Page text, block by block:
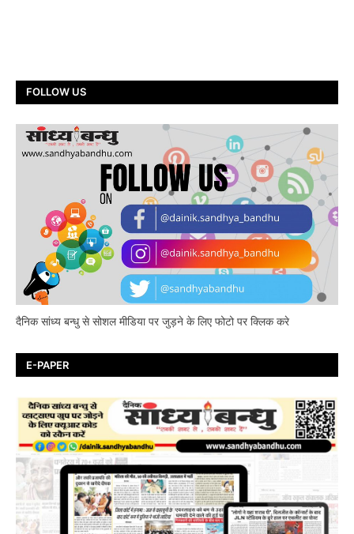
FOLLOW US
दैनिक सांध्य बन्धु से सोशल मीडिया पर जुड़ने के लिए फोटो पर क्लिक करे
E-PAPER